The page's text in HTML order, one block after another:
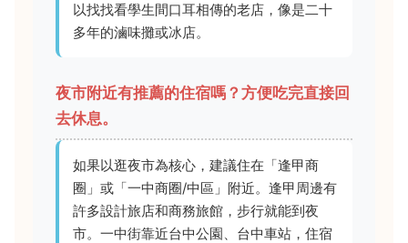
以找找看學生間口耳相傳的老店，像是二十
多年的滷味攤或冰店。
夜市附近有推薦的住宿嗎？方便吃完直接回
去休息。
如果以逛夜市為核心，建議住在「逢甲商
圈」或「一中商圈/中區」附近。逢甲周邊有
許多設計旅店和商務旅館，步行就能到夜
市。一中街靠近台中公園、台中車站，住宿